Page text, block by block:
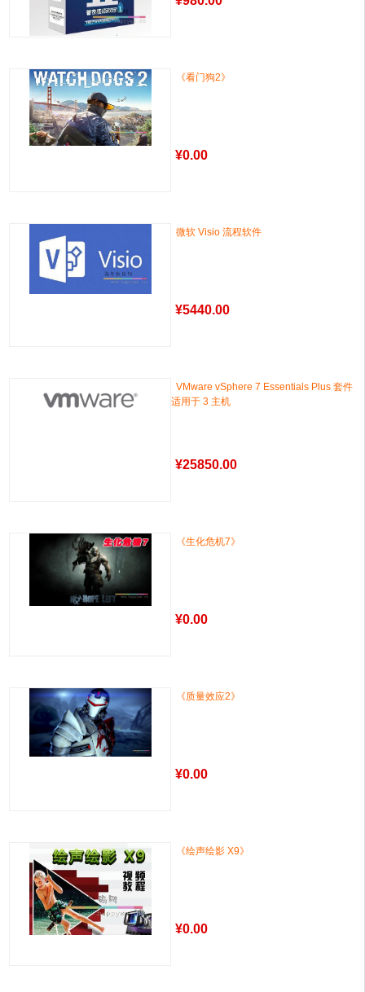
《看门狗2》
¥0.00
微软 Visio 流程软件
¥5440.00
VMware vSphere 7 Essentials Plus 套件
适用于 3 主机
¥25850.00
《生化危机7》
¥0.00
《质量效应2》
¥0.00
《绘声绘影 X9》
¥0.00